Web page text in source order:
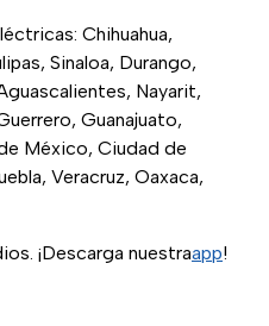
Chihuahua,
Sinaloa, Durango,
Nayarit,
Guanajuato,
México, Ciudad de
Veracruz, Oaxaca,
¡Descarga nuestraapp!